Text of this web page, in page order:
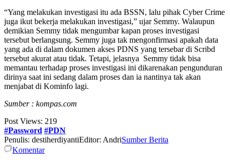
“Yang melakukan investigasi itu ada BSSN, lalu pihak Cyber Crime
juga ikut bekerja melakukan investigasi,” ujar Semmy. Walaupun
demikian Semmy tidak mengumbar kapan proses investigasi
tersebut berlangsung. Semmy juga tak mengonfirmasi apakah data
yang ada di dalam dokumen akses PDNS yang tersebar di Scribd
tersebut akurat atau tidak. Tetapi, jelasnya Semmy tidak bisa
memantau terhadap proses investigasi ini dikarenakan pengunduran
dirinya saat ini sedang dalam proses dan ia nantinya tak akan
menjabat di Kominfo lagi.
Sumber : kompas.com
Post Views: 219
#Password #PDN
Penulis: destiherdiyantiEditor: AndriSumber Berita
Komentar